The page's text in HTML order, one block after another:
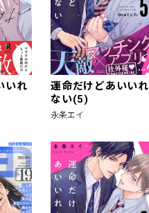
いれ
運命だけどあいいれ
ない(5)
永条エイ